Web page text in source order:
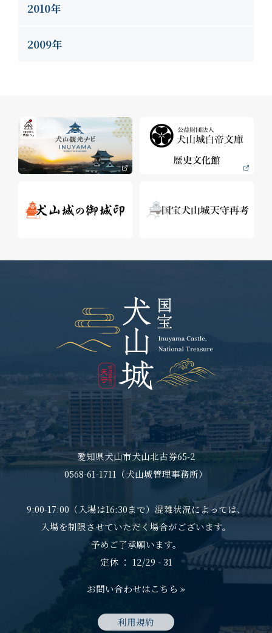
2010年
2009年
愛知県犬山市犬山北古券65-2
0568-61-1711（犬山城管理事務所）
9:00-17:00（入場は16:30まで）混雑状況によっては、
入場を制限させていただく場合がございます。
予めご了承願います。
定休 ： 12/29 - 31
お問い合わせはこちら »
利用規約